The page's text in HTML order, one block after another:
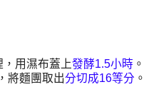
用濕布蓋上發酵1.5小時。
將麵團取出分切成16等分 。